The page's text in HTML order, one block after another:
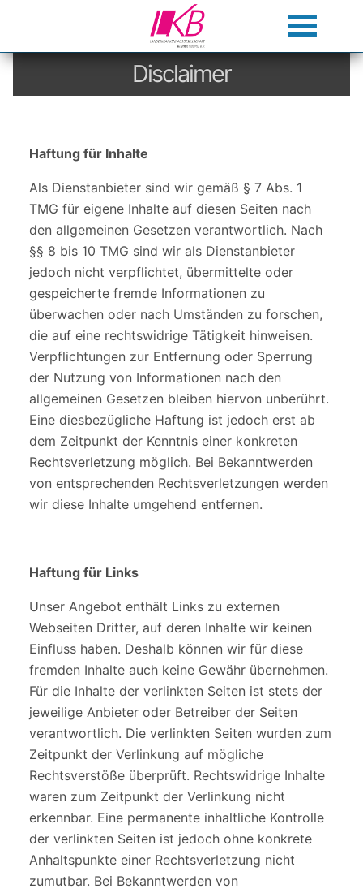
Disclaimer
Haftung für Inhalte
Als Dienstanbieter sind wir gemäß § 7 Abs. 1
TMG für eigene Inhalte auf diesen Seiten nach
den allgemeinen Gesetzen verantwortlich. Nach
§§ 8 bis 10 TMG sind wir als Dienstanbieter
jedoch nicht verpflichtet, übermittelte oder
gespeicherte fremde Informationen zu
überwachen oder nach Umständen zu forschen,
die auf eine rechtswidrige Tätigkeit hinweisen.
Verpflichtungen zur Entfernung oder Sperrung
der Nutzung von Informationen nach den
allgemeinen Gesetzen bleiben hiervon unberührt.
Eine diesbezügliche Haftung ist jedoch erst ab
dem Zeitpunkt der Kenntnis einer konkreten
Rechtsverletzung möglich. Bei Bekanntwerden
von entsprechenden Rechtsverletzungen werden
wir diese Inhalte umgehend entfernen.
Haftung für Links
Unser Angebot enthält Links zu externen
Webseiten Dritter, auf deren Inhalte wir keinen
Einfluss haben. Deshalb können wir für diese
fremden Inhalte auch keine Gewähr übernehmen.
Für die Inhalte der verlinkten Seiten ist stets der
jeweilige Anbieter oder Betreiber der Seiten
verantwortlich. Die verlinkten Seiten wurden zum
Zeitpunkt der Verlinkung auf mögliche
Rechtsverstöße überprüft. Rechtswidrige Inhalte
waren zum Zeitpunkt der Verlinkung nicht
erkennbar. Eine permanente inhaltliche Kontrolle
der verlinkten Seiten ist jedoch ohne konkrete
Anhaltspunkte einer Rechtsverletzung nicht
zumutbar. Bei Bekanntwerden von